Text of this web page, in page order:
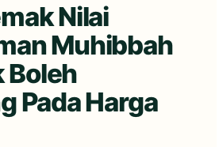
Nilai
Muhibbah
Boleh
Pada Harga